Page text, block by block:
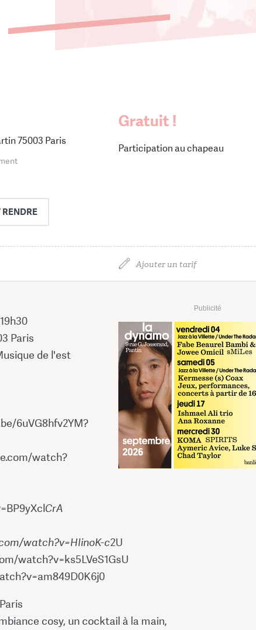
75003 Paris
RENDRE
Gratuit !
Participation au chapeau
Ajouter un tarif
Publicité
Paris
de l'est
6uVG8hfv2YM?
watch?
CrA
watch?v=HIinoK-c2U
watch?v=ks5LVeS1GsU
cosy, un cocktail à la main,